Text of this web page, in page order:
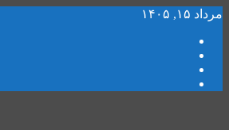
مرداد ۱۵, ۱۴۰۵